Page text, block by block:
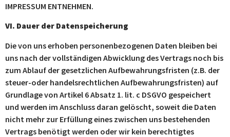
IMPRESSUM ENTNEHMEN.
VI. Dauer der Datenspeicherung
Die von uns erhoben personenbezogenen Daten bleiben bei
uns nach der vollständigen Abwicklung des Vertrags noch bis
zum Ablauf der gesetzlichen Aufbewahrungsfristen (z.B. der
steuer-oder handelsrechtlichen Aufbewahrungsfristen) auf
Grundlage von Artikel 6 Absatz 1. lit. c DSGVO gespeichert
und werden im Anschluss daran gelöscht, soweit die Daten
nicht mehr zur Erfüllung eines zwischen uns bestehenden
Vertrags benötigt werden oder wir kein berechtigtes